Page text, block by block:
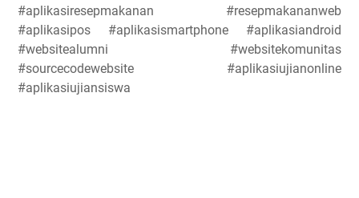
#aplikasiresepmakanan #resepmakananweb
#aplikasipos #aplikasismartphone #aplikasiandroid
#websitealumni #websitekomunitas
#sourcecodewebsite #aplikasiujianonline
#aplikasiujiansiswa